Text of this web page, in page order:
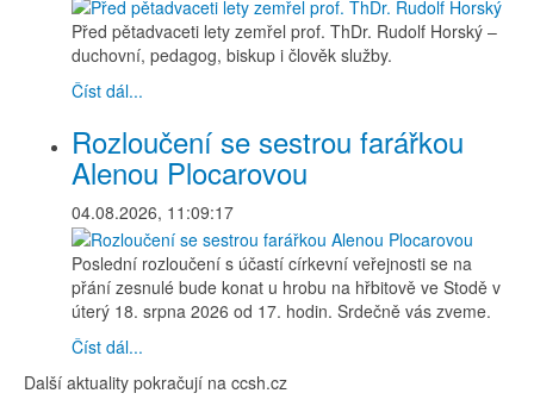
Před pětadvaceti lety zemřel prof. ThDr. Rudolf Horský –
duchovní, pedagog, biskup i člověk služby.
Číst dál...
Rozloučení se sestrou farářkou
Alenou Plocarovou
04.08.2026, 11:09:17
Poslední rozloučení s účastí církevní veřejnosti se na
přání zesnulé bude konat u hrobu na hřbitově ve Stodě v
úterý 18. srpna 2026 od 17. hodin. Srdečně vás zveme.
Číst dál...
Další aktuality pokračují na ccsh.cz